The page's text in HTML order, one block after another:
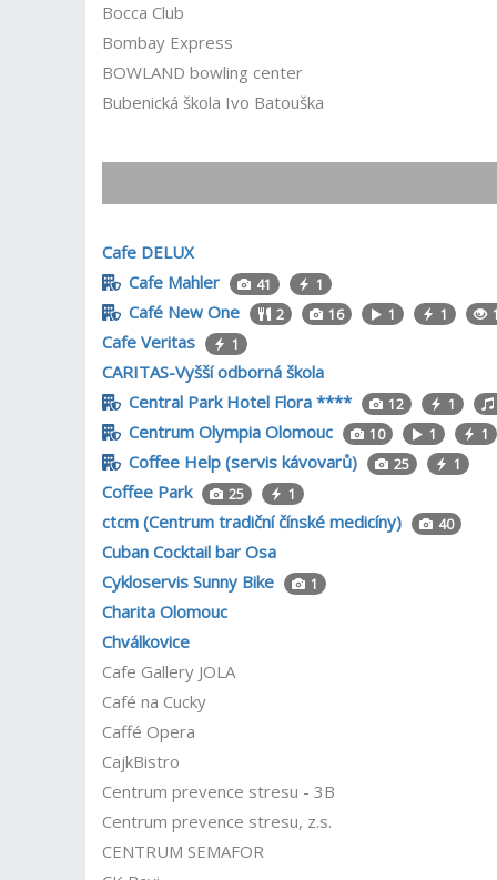
Bocca Club
Bombay Express
BOWLAND bowling center
Bubenická škola Ivo Batouška
Cafe DELUX
Cafe Mahler
41 1
Café New One 2 16 1 1
Cafe Veritas 1
CARITAS-Vyšší odborná škola
Central Park Hotel Flora ****
12 1
Centrum Olympia Olomouc 10 1 1
Coffee Help (servis kávovarů) 25 1
Coffee Park 25 1
ctcm (Centrum tradiční čínské medicíny) 40
Cuban Cocktail bar Osa
Cykloservis Sunny Bike
1
Charita Olomouc
Chválkovice
Cafe Gallery JOLA
Café na Cucky
Caffé Opera
CajkBistro
Centrum prevence stresu - 3B
Centrum prevence stresu, z.s.
CENTRUM SEMAFOR